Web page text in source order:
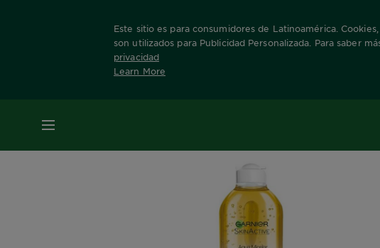
Este sitio es para consumidores de Latinoamérica.
son utilizados para Publicidad Personalizada. Para saber
privacidad
Learn More
MENÚ
Home Skin Active